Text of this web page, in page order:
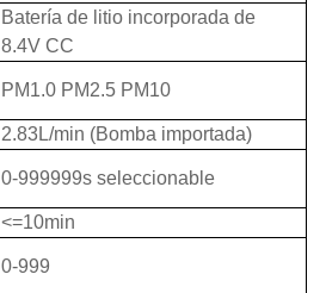
Batería de litio incorporada de
8.4V CC
PM1.0 PM2.5 PM10
2.83L/min (Bomba importada)
0-999999s seleccionable
<=10min
0-999